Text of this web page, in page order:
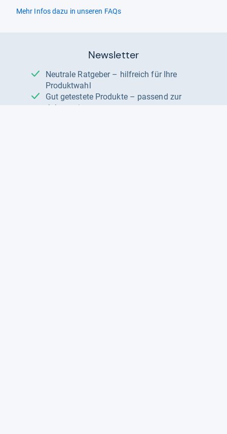
Mehr Infos dazu in unseren FAQs
Newsletter
Neutrale Ratgeber – hilfreich für Ihre
Produktwahl
Gut getestete Produkte – passend zur
Jahreszeit